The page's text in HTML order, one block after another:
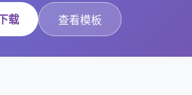
载 查看模板